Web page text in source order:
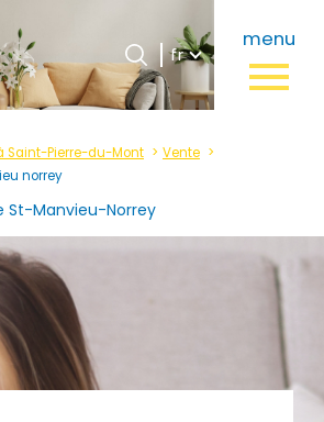
menu
Langue
fr
Langue
fr
Saint-Pierre-du-Mont
Vente
norrey
St-Manvieu-Norrey